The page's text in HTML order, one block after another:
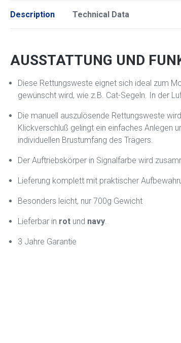
Description Technical Data
AUSSTATTUNG UND
Diese Rettungsweste eignet sich ideal zum
gewünscht wird, wie z.B. Cat-Segeln. In der
Die manuell auszulösende Rettungsweste
Klickverschluß gelingt ein einfaches Anlegen
individuellen Brustumfang des Trägers.
Der Auftriebskörper in Signalfarbe wird
Lieferung komplett mit praktischer
Besonders leicht, nur 700g Gewicht
Lieferbar in rot und navy.
3 Jahre Garantie